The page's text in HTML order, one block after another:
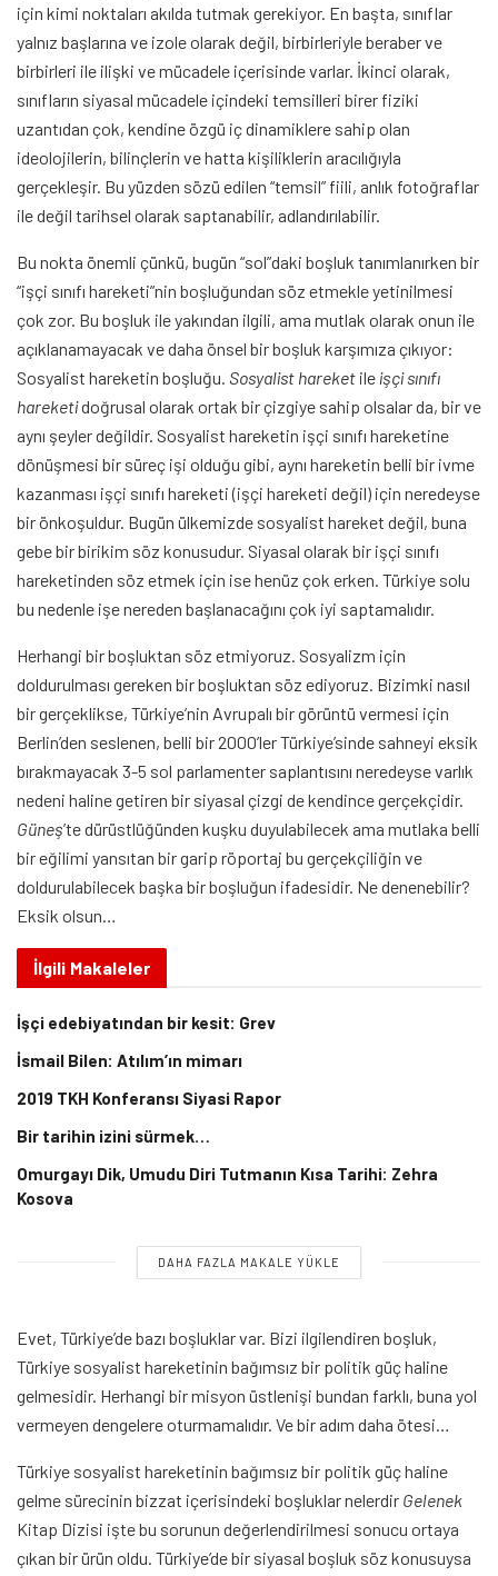
için kimi noktaları akılda tutmak gerekiyor. En başta, sınıflar
yalnız başlarına ve izole olarak değil, birbirleriyle beraber ve
birbirleri ile ilişki ve mücadele içerisinde varlar. İkinci olarak,
sınıfların siyasal mücadele içindeki temsilleri birer fiziki
uzantıdan çok, kendine özgü iç dinamiklere sahip olan
ideolojilerin, bilinçlerin ve hatta kişiliklerin aracılığıyla
gerçekleşir. Bu yüzden sözü edilen “temsil” fiili, anlık fotoğraflar
ile değil tarihsel olarak saptanabilir, adlandırılabilir.
Bu nokta önemli çünkü, bugün “sol”daki boşluk tanımlanırken bir
“işçi sınıfı hareketi”nin boşluğundan söz etmekle yetinilmesi
çok zor. Bu boşluk ile yakından ilgili, ama mutlak olarak onun ile
açıklanamayacak ve daha önsel bir boşluk karşımıza çıkıyor:
Sosyalist hareketin boşluğu. Sosyalist hareket ile işçi sınıfı
hareketidoğrusal olarak ortak bir çizgiye sahip olsalar da, bir ve
aynı şeyler değildir. Sosyalist hareketin işçi sınıfı hareketine
dönüşmesi bir süreç işi olduğu gibi, aynı hareketin belli bir ivme
kazanması işçi sınıfı hareketi (işçi hareketi değil) için neredeyse
bir önkoşuldur. Bugün ülkemizde sosyalist hareket değil, buna
gebe bir birikim söz konusudur. Siyasal olarak bir işçi sınıfı
hareketinden söz etmek için ise henüz çok erken. Türkiye solu
bu nedenle işe nereden başlanacağını çok iyi saptamalıdır.
Herhangi bir boşluktan söz etmiyoruz. Sosyalizm için
doldurulması gereken bir boşluktan söz ediyoruz. Bizimki nasıl
bir gerçeklikse, Türkiye’nin Avrupalı bir görüntü vermesi için
Berlin’den seslenen, belli bir 2000’ler Türkiye’sinde sahneyi eksik
bırakmayacak 3-5 sol parlamenter saplantısını neredeyse varlık
nedeni haline getiren bir siyasal çizgi de kendince gerçekçidir.
Güneş’te dürüstlüğünden kuşku duyulabilecek ama mutlaka belli
bir eğilimi yansıtan bir garip röportaj bu gerçekçiliğin ve
doldurulabilecek başka bir boşluğun ifadesidir. Ne denenebilir?
Eksik olsun…
İlgili Makaleler
İşçi edebiyatından bir kesit: Grev
İsmail Bilen: Atılım’ın mimarı
2019 TKH Konferansı Siyasi Rapor
Bir tarihin izini sürmek…
Omurgayı Dik, Umudu Diri Tutmanın Kısa Tarihi: Zehra
Kosova
DAHA FAZLA MAKALE YÜKLE
Evet, Türkiye’de bazı boşluklar var. Bizi ilgilendiren boşluk,
Türkiye sosyalist hareketinin bağımsız bir politik güç haline
gelmesidir. Herhangi bir misyon üstlenişi bundan farklı, buna yol
vermeyen dengelere oturmamalıdır. Ve bir adım daha ötesi…
Türkiye sosyalist hareketinin bağımsız bir politik güç haline
gelme sürecinin bizzat içerisindeki boşluklar nelerdir Gelenek
Kitap Dizisi işte bu sorunun değerlendirilmesi sonucu ortaya
çıkan bir ürün oldu. Türkiye’de bir siyasal boşluk söz konusuysa